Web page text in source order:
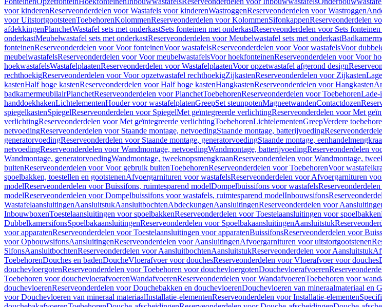
voor kinderenReserveonderdelen voor Wastafels voor kinderenWastroggenReserveonderdelen voor Wastroggen
voor UitstortgootsteenToebehorenKolommenReserveonderdelen voor KolommenSifonkappenReserveonderdelen
afdekkingenPlanchetWastafel sets met onderkastSets fonteinen met onderkastReserveonderdelen voor Sets
onderkastMeubelwastafel sets met onderkastReserveonderdelen voor Meubelwastafel sets met onderkast
fonteinenReserveonderdelen voor Voor fonteinenVoor wastafelsReserveonderdelen voor Voor wastafelsVoor
meubelwastafelsReserveonderdelen voor Voor meubelwastafelsVoor hoekfonteinenReserveonderdelen voor Voor
hoekwastafelsWastafelplaatenReserveonderdelen voor WastafelplaatenVoor opzetwastafel afgerond design
rechthoekigReserveonderdelen voor Voor opzetwastafel rechthoekigZijkastenReserveonderdelen voor Zijkasten
kastenHalf hoge kastenReserveonderdelen voor Half hoge kastenHangkastenReserveonderdelen voor Hangkasten
badkamermeubilairPlanchetReserveonderdelen voor PlanchetToebehorenReserveonderdelen voor ToebehorenLade-
handdoekhakenLichtelementenHouder voor wastafelplatenGreepSet steunpotenMagneetwandenContactdozen
spiegelkastenSpiegelReserveonderdelen voor SpiegelMet geïntegreerde verlichtingReserveonderdelen voor Met
verlichtingReserveonderdelen voor Met geïntegreerde verlichtingToebehorenLichtelementenGreepVerdere
netvoedingReserveonderdelen voor Staande montage, netvoedingStaande montage, batterijvoeding
generatorvoedingReserveonderdelen voor Staande montage, generatorvoedingStaande montage,
netvoedingReserveonderdelen voor Wandmontage, netvoedingWandmontage, batterijvoedingReserveonderdelen
Wandmontage, generatorvoedingWandmontage, tweeknopsmengkraanReserveonderdelen voor Wandmontage,
buitenReserveonderdelen voor Voor gebruik buitenToebehorenReserveonderdelen voor ToebehorenVoor
spoelbakken, toestellen en gootstenenAfvoergarnituren voor wastafelsReserveonderdelen voor Afvoergarnituren
modelReserveonderdelen voor Buissifons, ruimtesparend modelDompelbuissifons voor wastafels
modelReserveonderdelen voor Dompelbuissifons voor wastafels, ruimtesparend modelInbouwsifons
WastafelaansluitingenAansluitstukAansluitbochtenAbdeckungenAansluitingenReserveonderdelen voor
InbouwboxenToestelaansluitingen voor spoelbakkenReserveonderdelen voor Toestelaansluitingen voor spoelbakken
DubbelkamersifonsSpoelbakaansluitingenReserveonderdelen voor SpoelbakaansluitingenAansluitstuk
voor apparatenReserveonderdelen voor Toestelaansluitingen voor apparatenBuissifonsReserveonderdelen voor
voor OpbouwsifonsAansluitingenReserveonderdelen voor AansluitingenAfvoergarnituren voor uitstortgootstenen
SifonsAansluitbochtenReserveonderdelen voor AansluitbochtenAansluitstukReserveonderdelen voor Aansluitstuk
ToebehorenDouches en badenDoucheVloerafvoer voor douchesReserveonderdelen voor Vloerafvoer voor douches
douchevloergotenReserveonderdelen voor Toebehoren voor douchevloergotenDouchevloerafvoeren
Toebehoren voor douchevloerafvoerenWandafvoerenReserveonderdelen voor WandafvoerenToebehoren voor
douchevloerenReserveonderdelen voor Douchebakken en douchevloerenDouchevloeren van mineraalmateriaal en
voor Douchevloeren van mineraal materiaalInstallatie-elementenReserveonderdelen voor Installatie-elementen